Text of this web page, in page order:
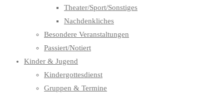
Theater/Sport/Sonstiges
Nachdenkliches
Besondere Veranstaltungen
Passiert/Notiert
Kinder & Jugend
Kindergottesdienst
Gruppen & Termine